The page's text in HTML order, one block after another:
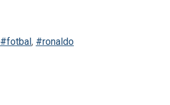
#fotbal, #ronaldo